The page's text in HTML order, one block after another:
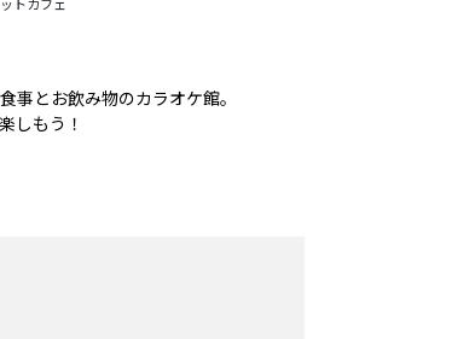
事とお飲み物のカラオケ館。
しもう！